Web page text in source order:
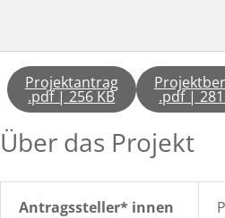
Projektantrag
.pdf | 256 KB .pdf |
Über das Projekt
Antragssteller* innen